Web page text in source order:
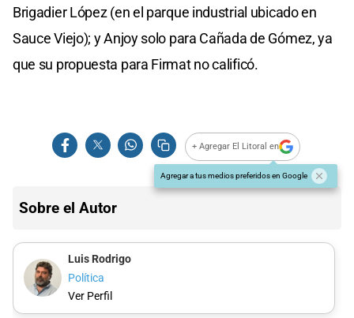
Brigadier López (en el parque industrial ubicado en
Sauce Viejo); y Anjoy solo para Cañada de Gómez, ya
que su propuesta para Firmat no calificó.
+ Agregar El Litoral en
Agregar a tus medios preferidos en Google
Sobre el Autor
Luis Rodrigo
Política
Ver Perfil